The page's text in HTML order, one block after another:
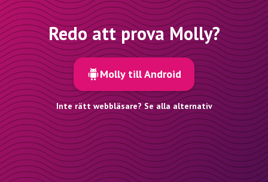
Redo att prova Molly?
Molly till Android
Inte rätt webbläsare? Se alla alternativ